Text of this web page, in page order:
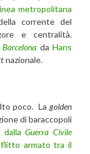
metropolitana
corrente del
e centralità.
daHans
nazionale.
poco. La golden
di baraccopoli
dallaGuerra Civile
armato tra il